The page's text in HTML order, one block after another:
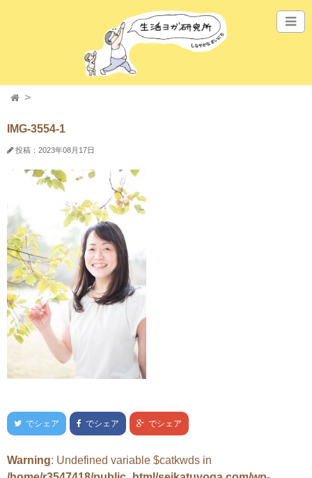
IMG-3554-1
投稿：2023年08月17日
でシェア でシェア でシェア
Warning: Undefined variable $catkwds in